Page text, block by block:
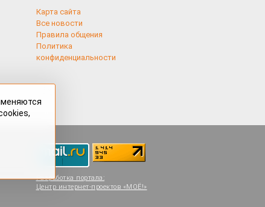
Карта сайта
Все новости
Правила общения
Политика
конфиденциальности
Разработка портала:
Центр интернет-проектов «МОЁ!»